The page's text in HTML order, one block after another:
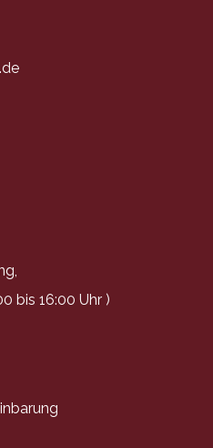
bis 16:00 Uhr )